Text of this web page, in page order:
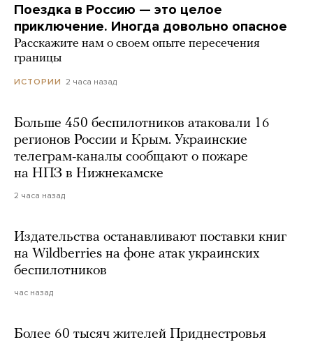
Поездка в Россию — это целое
приключение. Иногда довольно опасное
Расскажите нам о своем опыте пересечения
границы
ИСТОРИИ 2 часа назад
Больше 450 беспилотников атаковали 16
регионов России и Крым. Украинские
телеграм-каналы сообщают о пожаре
на НПЗ в Нижнекамске
2 часа назад
Издательства останавливают поставки книг
на Wildberries на фоне атак украинских
беспилотников
час назад
Более 60 тысяч жителей Приднестровья